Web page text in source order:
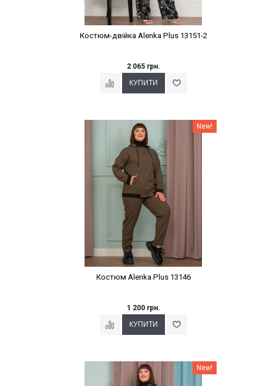
Костюм-двійка Alenka Plus 13151-2
2 065 грн.
Наклейки Варіант з % New!
Костюм Alenka Plus 13146
1 200 грн.
Наклейки Варіант з % New!